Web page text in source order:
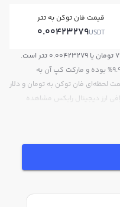
قیمت فان توکن به تتر
0.00423279USDT
قیمت لحظه‌ای فان توکن هم اکنون معادل 798 تومان یا 0.00423279 تتر است.
تغییرات قیمت فان توکن طی 24 ساعت اخیر 9.92% بوده و مارکت کپ آن به
قیمت لحظه‌ای فان توکن به تومان و دلار
ارز دیجیتال رابکس مشاهده